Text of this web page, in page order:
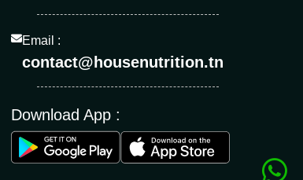
Email :
contact@housenutrition.tn
Download App :